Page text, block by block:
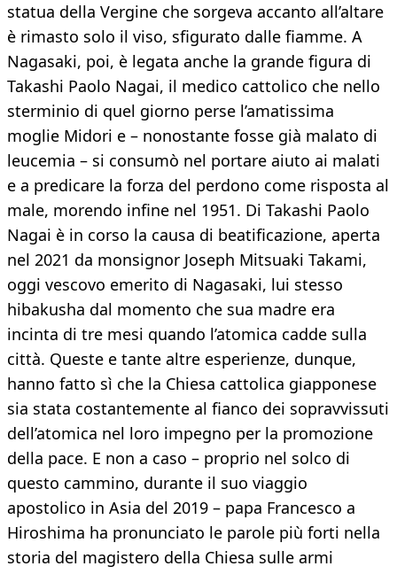
statua della Vergine che sorgeva accanto all’altare
è rimasto solo il viso, sfigurato dalle fiamme. A
Nagasaki, poi, è legata anche la grande figura di
Takashi Paolo Nagai, il medico cattolico che nello
sterminio di quel giorno perse l’amatissima
moglie Midori e – nonostante fosse già malato di
leucemia – si consumò nel portare aiuto ai malati
e a predicare la forza del perdono come risposta al
male, morendo infine nel 1951. Di Takashi Paolo
Nagai è in corso la causa di beatificazione, aperta
nel 2021 da monsignor Joseph Mitsuaki Takami,
oggi vescovo emerito di Nagasaki, lui stesso
hibakusha dal momento che sua madre era
incinta di tre mesi quando l’atomica cadde sulla
città. Queste e tante altre esperienze, dunque,
hanno fatto sì che la Chiesa cattolica giapponese
sia stata costantemente al fianco dei sopravvissuti
dell’atomica nel loro impegno per la promozione
della pace. E non a caso – proprio nel solco di
questo cammino, durante il suo viaggio
apostolico in Asia del 2019 – papa Francesco a
Hiroshima ha pronunciato le parole più forti nella
storia del magistero della Chiesa sulle armi